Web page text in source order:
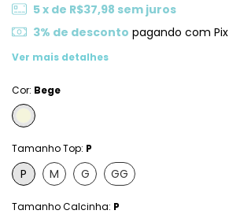
5x de R$37,98 sem juros
3% de desconto pagando com Pix
Ver mais detalhes
Cor: Bege
Tamanho Top: P
P M G GG
Tamanho Calcinha: P